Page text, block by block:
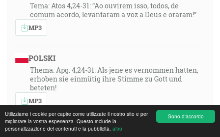
Sono d'accordo
Utilizziamo i cookie per capire come utilizzate il nostro sito e per
migliorare la vostra esperienza. Questo include la
personalizzazione dei contenuti e la pubblicità. altro
Tema: Atos 4,24-31: “Ao ouvirem isso, todos, de
comum acordo, levantaram a voz a Deus e oraram!”
MP3
POLSKI
Thema: Apg. 4,24-31: Als jene es vernommen hatten,
erhoben sie einmütig ihre Stimme zu Gott und
beteten!
MP3
ROMÂNA